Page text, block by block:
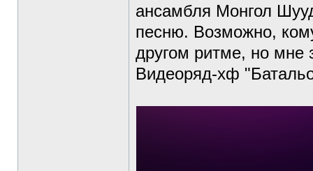
ансамбля Монгол
песню. Возможно,
другом ритме, но мне
Видеоряд-хф